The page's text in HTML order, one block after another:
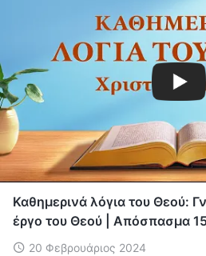
Καθημερινά λόγια του Θεού:
έργο του Θεού | Απόσπασμα
20 Φεβρουάριος 2024